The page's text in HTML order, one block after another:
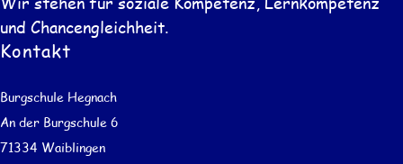
und Chancengleichheit.
Kontakt
Burgschule Hegnach
An der Burgschule 6
71334 Waiblingen